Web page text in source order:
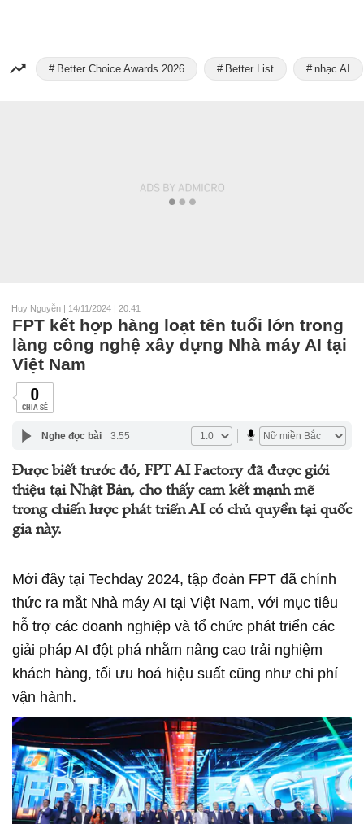
Better Choice Awards 2026 Better List nhạc AI
Huy Nguyễn | 14/11/2024 | 20:41
FPT kết hợp hàng loạt tên tuổi lớn trong
làng công nghệ xây dựng Nhà máy AI tại
Việt Nam
0
CHIA SẺ
Nghe đọc bài 3:55
Được biết trước đó, FPT AI Factory đã được giới
thiệu tại Nhật Bản, cho thấy cam kết mạnh mẽ
trong chiến lược phát triển AI có chủ quyền tại quốc
gia này.
Mới đây tại Techday 2024, tập đoàn FPT đã chính
thức ra mắt Nhà máy AI tại Việt Nam, với mục tiêu
hỗ trợ các doanh nghiệp và tổ chức phát triển các
giải pháp AI đột phá nhằm nâng cao trải nghiệm
khách hàng, tối ưu hoá hiệu suất cũng như chi phí
vận hành.